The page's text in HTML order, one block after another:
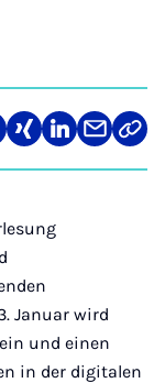
Teilen
auf
Teilen
auf
Teilen
über
Link
Januar wird
und einen
in der digitalen